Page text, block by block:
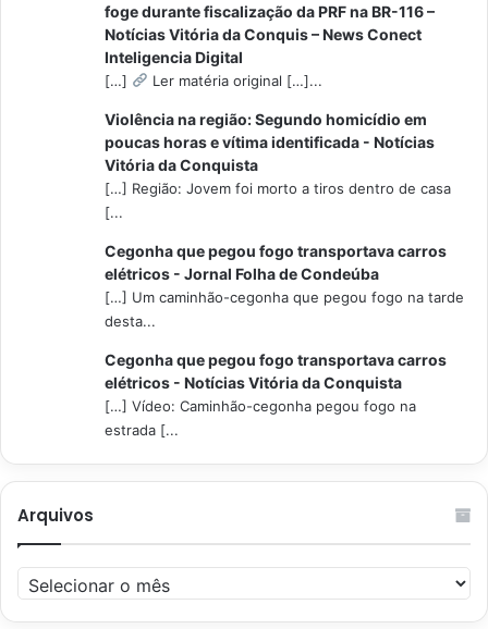
foge durante fiscalização da PRF na BR-116 –
Notícias Vitória da Conquis – News Conect
Inteligencia Digital
[…] Ler matéria original […]...
Violência na região: Segundo homicídio em
poucas horas e vítima identificada - Notícias
Vitória da Conquista
[…] Região: Jovem foi morto a tiros dentro de casa
[...
Cegonha que pegou fogo transportava carros
elétricos - Jornal Folha de Condeúba
[…] Um caminhão-cegonha que pegou fogo na tarde
desta...
Cegonha que pegou fogo transportava carros
elétricos - Notícias Vitória da Conquista
[…] Vídeo: Caminhão-cegonha pegou fogo na
estrada [...
Arquivos
Arquivos